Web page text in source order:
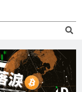
總統道德條
塊鏈、NFT、加密貨